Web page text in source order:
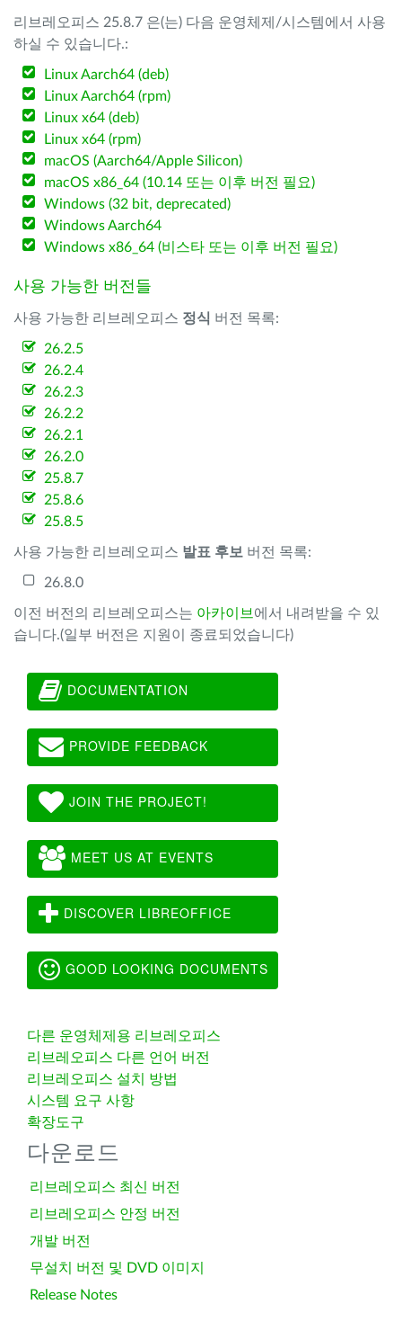
리브레오피스 25.8.7 은(는) 다음 운영체제/시스템에서 사용
하실 수 있습니다.:
Linux Aarch64 (deb)
Linux Aarch64 (rpm)
Linux x64 (deb)
Linux x64 (rpm)
macOS (Aarch64/Apple Silicon)
macOS x86_64 (10.14 또는 이후 버전 필요)
Windows (32 bit, deprecated)
Windows Aarch64
Windows x86_64 (비스타 또는 이후 버전 필요)
사용 가능한 버전들
사용 가능한 리브레오피스 정식 버전 목록:
26.2.5
26.2.4
26.2.3
26.2.2
26.2.1
26.2.0
25.8.7
25.8.6
25.8.5
사용 가능한 리브레오피스 발표 후보 버전 목록:
26.8.0
이전 버전의 리브레오피스는 아카이브 에서 내려받을 수 있
습니다.(일부 버전은 지원이 종료되었습니다)
DOCUMENTATION
PROVIDE FEEDBACK
JOIN THE PROJECT!
MEET US AT EVENTS
DISCOVER LIBREOFFICE
GOOD LOOKING DOCUMENTS
다른 운영체제용 리브레오피스
리브레오피스 다른 언어 버전
리브레오피스 설치 방법
시스템 요구 사항
확장도구
다운로드
리브레오피스 최신 버전
리브레오피스 안정 버전
개발 버전
무설치 버전 및 DVD 이미지
Release Notes